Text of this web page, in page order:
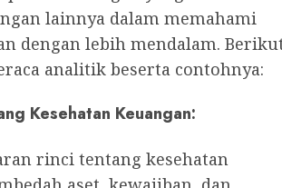
lainnya dalam memahami
dengan lebih mendalam.
analitik beserta contohnya:
Kesehatan Keuangan:
rinci tentang kesehatan